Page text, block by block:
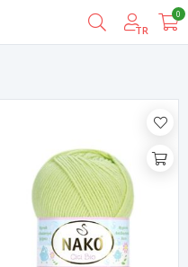
TR
0